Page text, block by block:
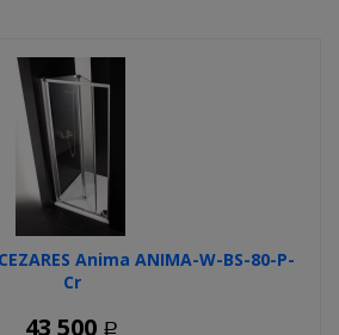
Anima ANIMA-W-BS-80-P-
Cr
43 500 Р